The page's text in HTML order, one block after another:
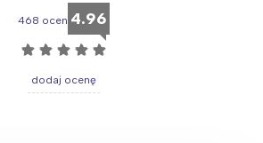
468 ocen 4.96
☆ ☆ ☆ ☆ ☆
dodaj ocenę